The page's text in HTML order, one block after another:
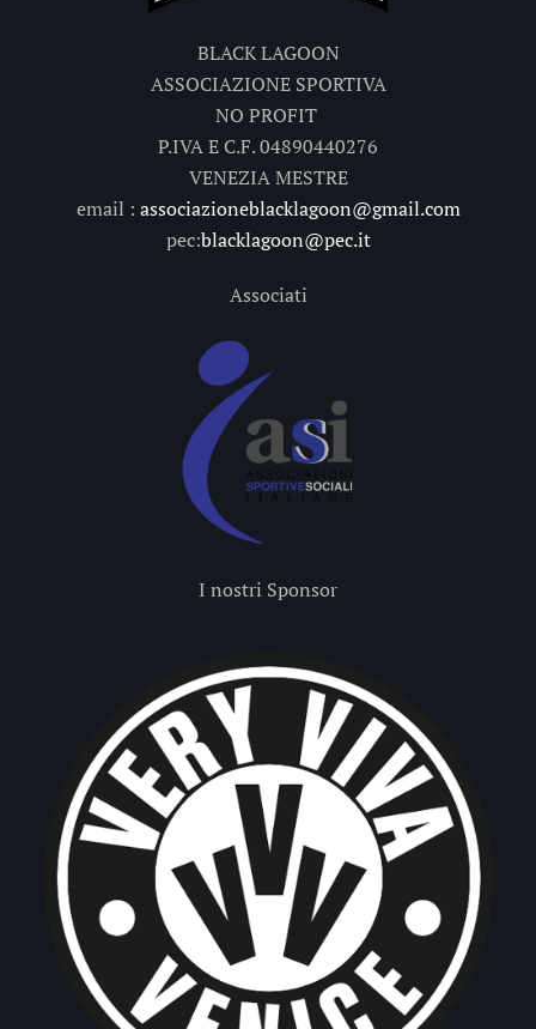
BLACK LAGOON
ASSOCIAZIONE SPORTIVA
NO PROFIT
P.IVA E C.F. 04890440276
VENEZIA MESTRE
email : associazioneblacklagoon@gmail.com
pec:blacklagoon@pec.it
Associati
I nostri Sponsor